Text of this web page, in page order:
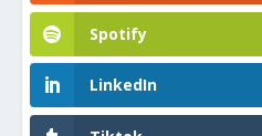
Spotify
LinkedIn